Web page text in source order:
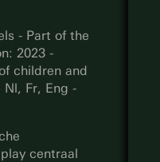
- Part of the
2023 -
children and
Nl, Fr, Eng -
centraal